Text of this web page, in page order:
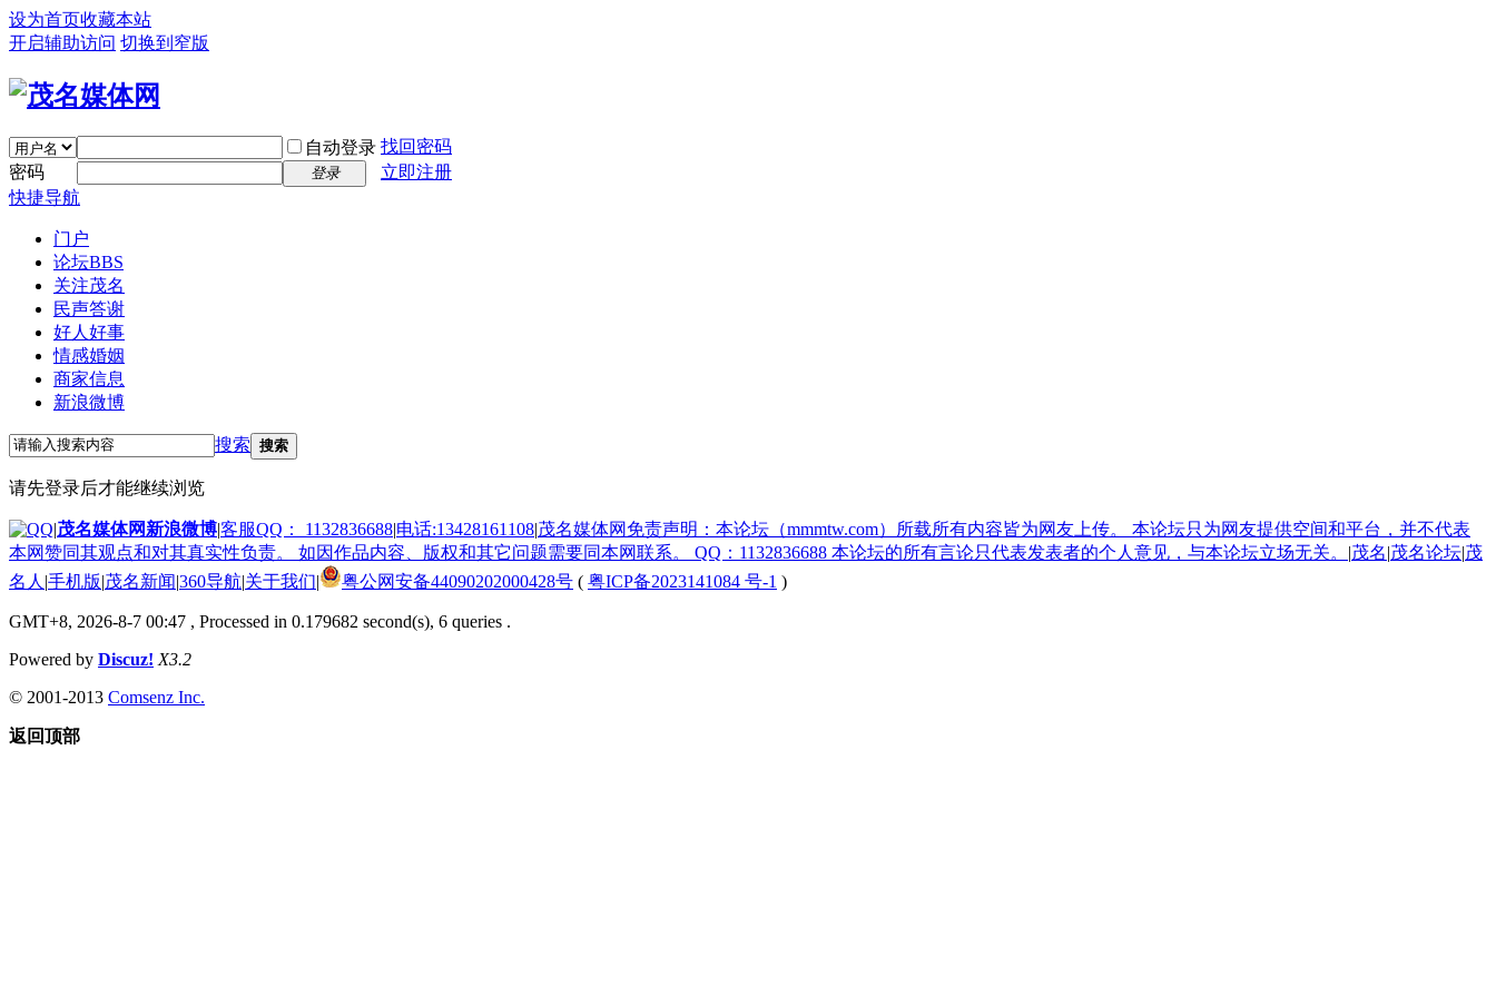
设为首页收藏本站
开启辅助访问 切换到窄版
自动登录 找回密码
密码
登录
立即注册
快捷导航
门户
论坛BBS
关注茂名
民声答谢
好人好事
情感婚姻
商家信息
新浪微博
搜索 搜索
请先登录后才能继续浏览
|茂名媒体网新浪微博|客服QQ： 1132836688|电话:13428161108|茂名媒体网免责声明：本论坛（mmmtw.com）所载所有内容皆为网友上传。 本论坛只为网友提供空间和平台，并不代表
本网赞同其观点和对其真实性负责。 如因作品内容、版权和其它问题需要同本网联系。 QQ：1132836688 本论坛的所有言论只代表发表者的个人意见，与本论坛立场无关。 |茂名|茂名论坛|茂
名人 |手机版|茂名新闻|360导航|关于我们| 粤公网安备44090202000428号 ( 粤ICP备2023141084 号-1 )
GMT+8, 2026-8-7 00:47 , Processed in 0.179682 second(s), 6 queries .
Powered by Discuz! X3.2
© 2001-2013 Comsenz Inc.
返回顶部